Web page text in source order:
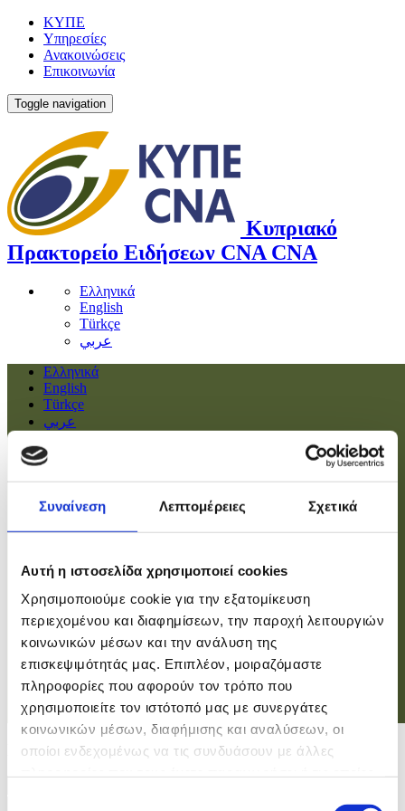
Συναίνεση Λεπτομέρειες Σχετικά
Αυτή η ιστοσελίδα χρησιμοποιεί cookies
Χρησιμοποιούμε cookie για την εξατομίκευση
περιεχομένου και διαφημίσεων, την παροχή λειτουργιών
κοινωνικών μέσων και την ανάλυση της
επισκεψιμότητάς μας. Επιπλέον, μοιραζόμαστε
πληροφορίες που αφορούν τον τρόπο που
χρησιμοποιείτε τον ιστότοπό μας με συνεργάτες
κοινωνικών μέσων, διαφήμισης και αναλύσεων, οι
οποίοι ενδεχομένως να τις συνδυάσουν με άλλες
ΚΥΠΕ
Υπηρεσίες
Ανακοινώσεις
Επικοινωνία
Toggle navigation
Κυπριακό
Πρακτορείο Ειδήσεων CNA CNA
Ελληνικά
English
Türkçe
عربي
Ελληνικά
English
Türkçe
عربي
Αρχική
Πολιτική
Οικονομία
Βουλή
Εσωτερικά
Ευρώπη
Κόσμος
Αθλητικά
Virals
Επιστήμες
Σύνδεση
Σύνδεση